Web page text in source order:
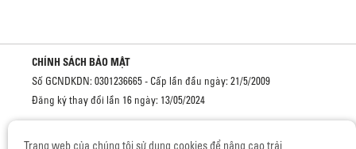
Trang web của chúng tôi sử dụng cookies để nâng cao trải
CHÍNH SÁCH BẢO MẬT
Số GCNDKDN: 0301236665 - Cấp lần đầu ngày: 21/5/2009
Đăng ký thay đổi lần 16 ngày: 13/05/2024
Cơ quan cấp: Sở kế hoạch và đầu tư Thành phố Hồ Chí Minh